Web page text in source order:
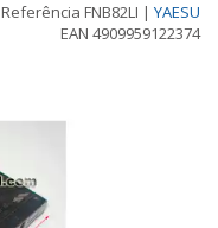
Referência FNB82LI | YAESU
EAN 4909959122374